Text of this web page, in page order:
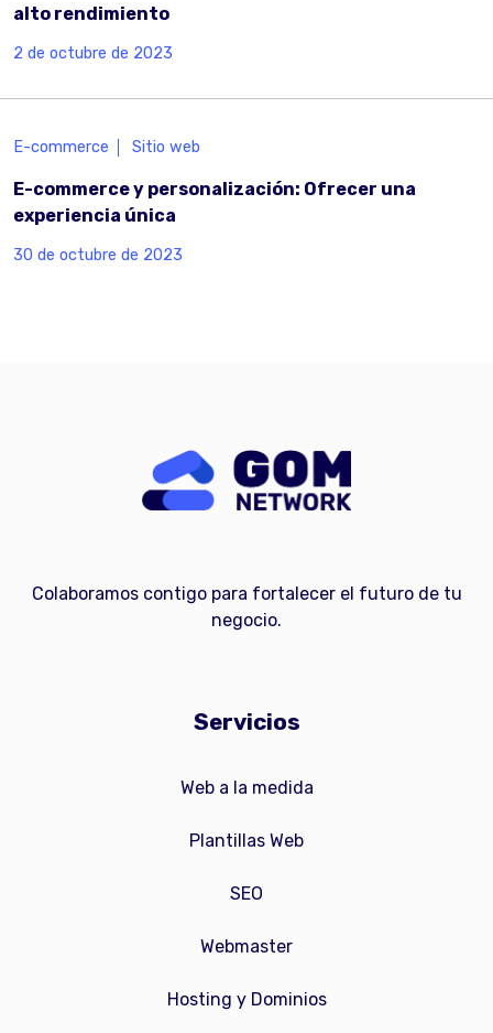
alto rendimiento
2 de octubre de 2023
E-commerce Sitio web
E-commerce y personalización: Ofrecer una
experiencia única
30 de octubre de 2023
Colaboramos contigo para fortalecer el futuro de tu
negocio.
Servicios
Web a la medida
Plantillas Web
SEO
Webmaster
Hosting y Dominios